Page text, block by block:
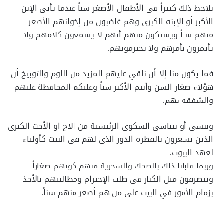
نلاحظ ذلك كثيراً في الأطفال الأصغر سناً عندما يأتي الإبن
الأكبر أو الإبنة الكبرى وهم غاضبون من إخوانهم الأصغر
منهم سناً ويشتكون منهم أنهم لا يسمعون كلامهم ولا
يأتمرون بأمرهم ولا يحترمونهم.
فما يكون منا إلا أن نلقي عليهم المزيد من اللوم والتوبيخ أن
هؤلاء صغار السن وأنتم الأكبر سناً وعليكم المحافظة عليهم
والشفقة بهم.
وننسى أو نتناسى الشكوى الرئيسية من الاخ او الأخت الكبرى
الذين يشعرون بالفطرة الدور الذي لهم في البيت كأولياء
لعهد البيوت.
وربما قابلنا ذلك بالضحك والسخرية منهم كونهم صغاراً
ويتصرفون مثل الكبار في طلب الإحترام ومطالبتهم بالأخذ
بزمام الأمور في البيت على من هم أصغر منهم سناً.